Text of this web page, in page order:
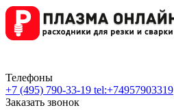
Телефоны
+7 (495) 790-33-19 tel:+74957903319
Заказать звонок